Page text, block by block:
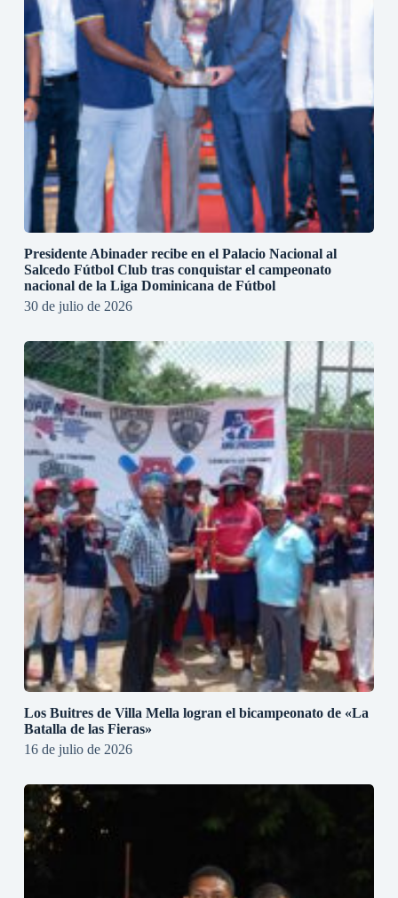
Presidente Abinader recibe en el Palacio Nacional al
Salcedo Fútbol Club tras conquistar el campeonato
nacional de la Liga Dominicana de Fútbol
30 de julio de 2026
Los Buitres de Villa Mella logran el bicampeonato de «La
Batalla de las Fieras»
16 de julio de 2026